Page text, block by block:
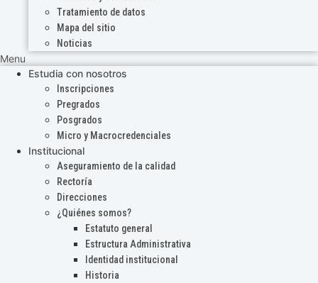
Tratamiento de datos
Mapa del sitio
Noticias
Menu
Estudia con nosotros
Inscripciones
Pregrados
Posgrados
Micro y Macrocredenciales
Institucional
Aseguramiento de la calidad
Rectoría
Direcciones
¿Quiénes somos?
Estatuto general
Estructura Administrativa
Identidad institucional
Historia